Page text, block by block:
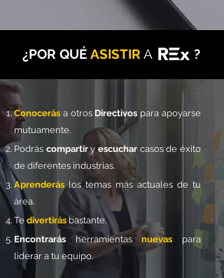
¿POR QUÉ ASISTIR A ?
Conocerás a otros Directivos para apoyarse
mutuamente.
Podrás compartiry escuchar casos de éxito
de diferentes industrias.
Aprenderás los temas más actuales de tu
área.
Te divertirás bastante.
Encontrarás herramientasnuevas para
liderar a tu equipo.